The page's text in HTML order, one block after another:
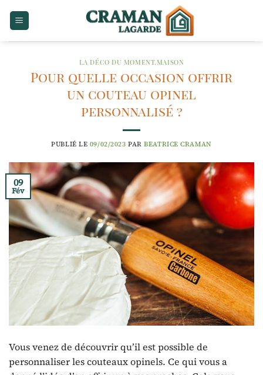
LA DÉCO DU MOMENT,MAISON
Pour quelle occasion offrir
un couteau opinel
personnalisé ?
PUBLIÉ LE 09/02/2023 PARBEATRICE CRAMAN
09
Fév
Vous venez de découvrir qu’il est possible de
personnaliser les couteaux opinels. Ce qui vous a